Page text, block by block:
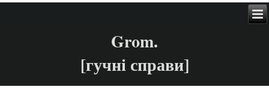
Grom.
[гучні справи]